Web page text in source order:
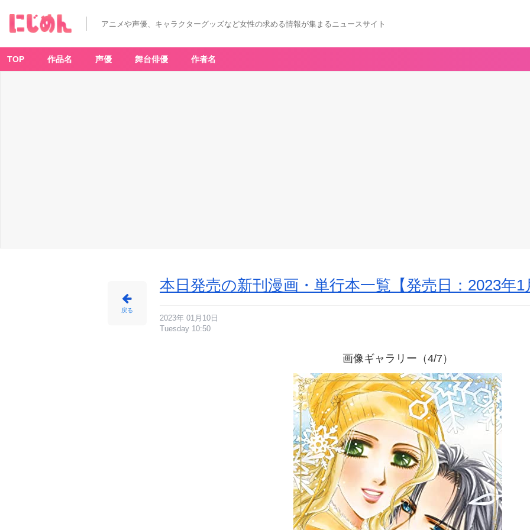
逢
ア
ニ
アニメや声優、キャラクターグッズなど女性の求める情報が集まるニュースサイト
TOP 作品名 声優 舞台俳優 作者名
戻る
本日発売の新刊漫画・単行本一覧【発売日：2023年1
2023年 01月10日
Tuesday 10:50
画像ギャラリー（4/7）